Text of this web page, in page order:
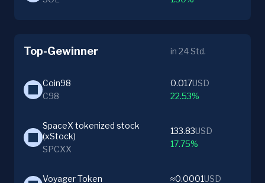
Top-Gewinner in 24 Std.
Coin98
C98
0.017USD
22.53%
SpaceX tokenized stock
(xStock)
SPCXX
133.83USD
17.75%
Voyager Token
≈0.0001USD